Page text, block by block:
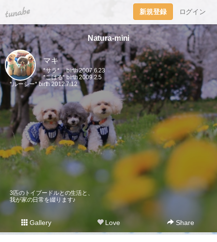
tuna.be 新規登録 ログイン
Natura-mini
マキ
*サラ* birth 2007.6.23
*こはる* birth 2009.2.5
*ルーシー* birth 2012.7.12
3匹のトイプードルとの生活と、
我が家の日常を綴ります♪
Gallery Love Share